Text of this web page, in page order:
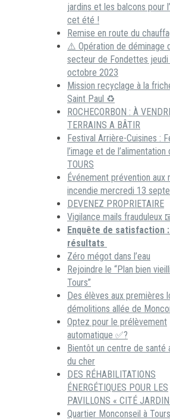
jardins et les balcons pour
cet été !
Remise en route du
⚠️ Opération de déminage
secteur de Fondettes jeudi
octobre 2023
Mission recyclage à la
Saint Paul ♻️
ROCHECORBON : À
TERRAINS A BÂTIR
Festival Arrière-Cuisines :
l’image et de l’alimentation
TOURS
Événement prévention aux
incendie mercredi 13
DEVENEZ PROPRIETAIRE
Vigilance mails frauduleux
Enquête de satisfaction
résultats
Zéro mégot dans l’eau
Rejoindre le “Plan bien
Tours”
Des élèves aux premières
démolitions allée de
Optez pour le prélèvement
automatique ✅?
Bientôt un centre de santé
du cher
DES RÉHABILITATIONS
ÉNERGÉTIQUES POUR LES
PAVILLONS « CITÉ
Quartier Monconseil à